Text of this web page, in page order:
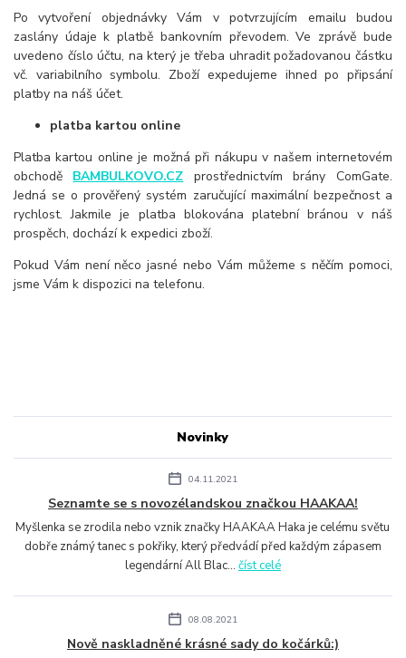
Novinky
04.11.2021
Seznamte se s novozélandskou značkou HAAKAA!
Myšlenka se zrodila nebo vznik značky HAAKAA Haka je celému světu
dobře známý tanec s pokřiky, který předvádí před každým zápasem
legendární All Blac... číst celé
08.08.2021
Nově naskladněné krásné sady do kočárků:)
Po vytvoření objednávky Vám v potvrzujícím emailu budou
zaslány údaje k platbě bankovním převodem. Ve zprávě bude
uvedeno číslo účtu, na který je třeba uhradit požadovanou částku
vč. variabilního symbolu. Zboží expedujeme ihned po připsání
platby na náš účet.
platba kartou online
Platba kartou online je možná při nákupu v našem internetovém
obchodě BAMBULKOVO.CZ prostřednictvím brány ComGate.
Jedná se o prověřený systém zaručující maximální bezpečnost a
rychlost. Jakmile je platba blokována platební bránou v náš
prospěch, dochází k expedici zboží.
Pokud Vám není něco jasné nebo Vám můžeme s něčím pomoci,
jsme Vám k dispozici na telefonu.